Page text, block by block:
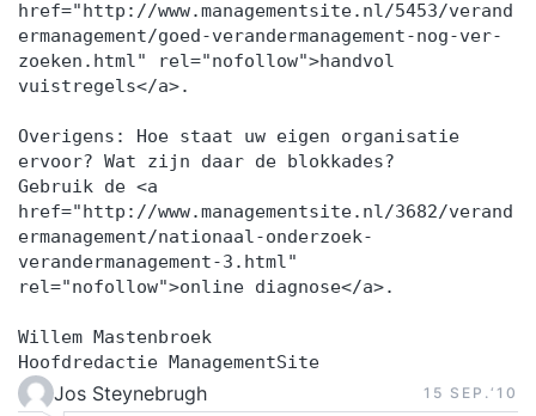
het intakegesprek krijg je binnen enkele dagen
jouw persoonlijke brochure. Daarin kan je het
inhoudelijk programma vinden samen met
referenties. TrainingKorte sessies die praktisch
ingesteld zijn. Bij jou op locatie of bij ons, wat jij
het prettigst vindt. Van het drielandenpunt tot
Terschelling. SupportNa de training blijft
Supertrainer voor je klaarstaan. Je krijgt een
je gebruik blijven maken van ons, we
beantwoorden elke vraag voor je en je mag ons
altijd bellen. Ook bellen wij jou zo nu en dan eens
href="http://www.managementsite.nl/5453/verand
ermanagement/goed-verandermanagement-nog-ver-
zoeken.html" rel="nofollow">handvol
vuistregels</a>.
Overigens: Hoe staat uw eigen organisatie
ervoor? Wat zijn daar de blokkades?
Gebruik de <a
href="http://www.managementsite.nl/3682/verand
ermanagement/nationaal-onderzoek-
verandermanagement-3.html"
rel="nofollow">online diagnose</a>.
Willem Mastenbroek
Hoofdredactie ManagementSite
Jos Steynebrugh 15 SEP.‘10